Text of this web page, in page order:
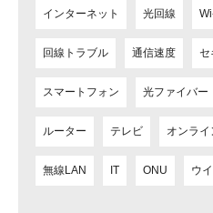
インターネット 光回線
回線トラブル 通信速度 セ
スマートフォン 光ファイバー
ルーター テレビ オンライ
無線LAN IT ONU ウ